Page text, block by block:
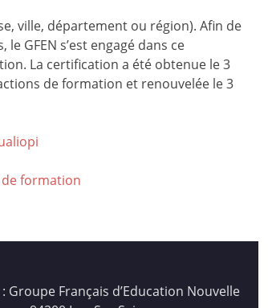
ville, département ou région). Afin de
GFEN s’est engagé dans ce
La certification a été obtenue le 3
de formation et renouvelée le 3
i
formation
Groupe Français d’Education Nouvelle